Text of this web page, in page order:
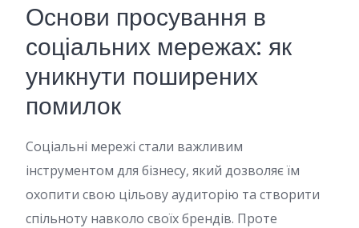
Основи просування в
соціальних мережах: як
уникнути поширених
помилок
Соціальні мережі стали важливим
інструментом для бізнесу, який дозволяє їм
охопити свою цільову аудиторію та створити
спільноту навколо своїх брендів. Проте